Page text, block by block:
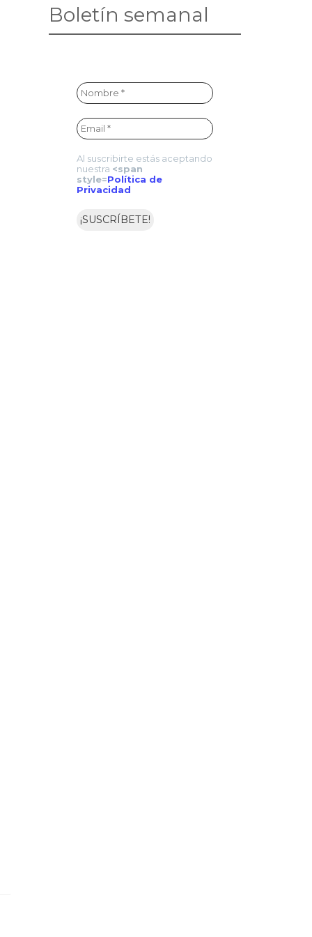
Boletín semanal
Al suscribirte estás aceptando
nuestra <span
style=Política de
Privacidad